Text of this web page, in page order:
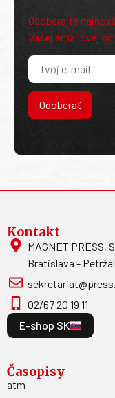
Odoberajte
Vašej emailovej
Odoberať
Kontakt
MAGNET PRESS,
Bratislava -
02/67 20 19 11
E-shop SK
Časopisy
atm